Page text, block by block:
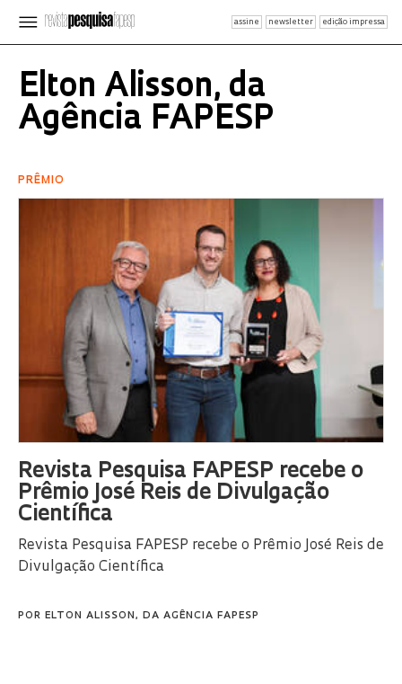
assine newsletter edição impressa
Elton Alisson, da
Agência FAPESP
PRÊMIO
Revista Pesquisa FAPESP recebe o
Prêmio José Reis de Divulgação
Científica
Revista Pesquisa FAPESP recebe o Prêmio José Reis de
Divulgação Científica
POR ELTON ALISSON, DA AGÊNCIA FAPESP